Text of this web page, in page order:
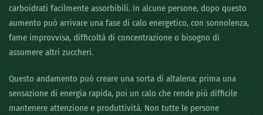
carboidrati facilmente assorbibili. In alcune persone, dopo questo
aumento può arrivare una fase di calo energetico, con sonnolenza,
fame improvvisa, difficoltà di concentrazione o bisogno di
assumere altri zuccheri.
Questo andamento può creare una sorta di altalena: prima una
sensazione di energia rapida, poi un calo che rende più difficile
mantenere attenzione e produttività. Non tutte le persone